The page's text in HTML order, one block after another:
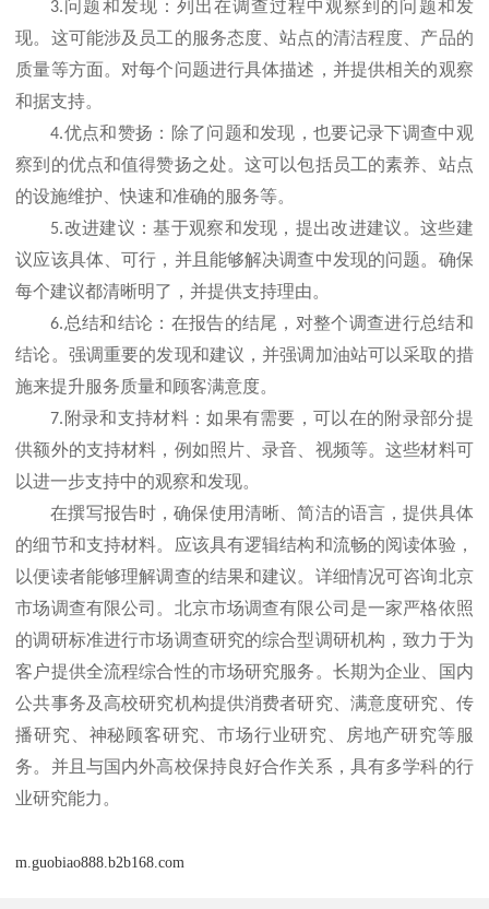
3.问题和发现：列出在调查过程中观察到的问题和发
现。这可能涉及员工的服务态度、站点的清洁程度、产品的
质量等方面。对每个问题进行具体描述，并提供相关的观察
和据支持。
4.优点和赞扬：除了问题和发现，也要记录下调查中观
察到的优点和值得赞扬之处。这可以包括员工的素养、站点
的设施维护、快速和准确的服务等。
5.改进建议：基于观察和发现，提出改进建议。这些建
议应该具体、可行，并且能够解决调查中发现的问题。确保
每个建议都清晰明了，并提供支持理由。
6.总结和结论：在报告的结尾，对整个调查进行总结和
结论。强调重要的发现和建议，并强调加油站可以采取的措
施来提升服务质量和顾客满意度。
7. 附录和支持材料：如果有需要，可以在的附录部分提
供额外的支持材料，例如照片、录音、视频等。这些材料可
以进一步支持中的观察和发现。
在撰写报告时，确保使用清晰、简洁的语言，提供具体
的细节和支持材料。应该具有逻辑结构和流畅的阅读体验，
以便读者能够理解调查的结果和建议。 详细情况可咨询北京
市场调查有限公司 。 北京市场调查有限公司是一家严格依照
的调研标准进行市场调查研究的综合型调研机构，致力于为
客户提供全流程综合性的市场研究服务。长期为企业、国内
公共事务及高校研究机构提供消费者研究、满意度研究、传
播研究、神秘顾客研究、市场行业研究、房地产研究等服
务。并且与国内外高校保持良好合作关系，具有多学科的行
业研究能力。
m.guobiao888.b2b168.com